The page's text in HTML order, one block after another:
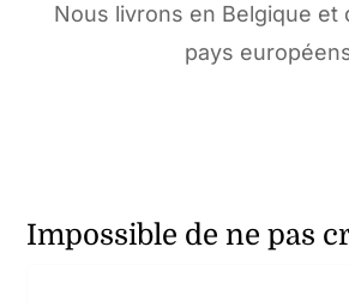
Nous livrons en Belgique et
pays
Impossible de ne pas